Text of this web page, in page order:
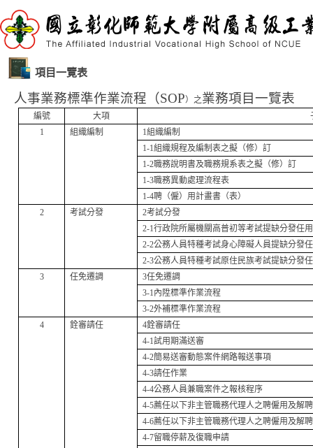
項目一覽表
人事業務標準作業流程（SOP）之業務項目一覽表
編號 大項
1
組織編制 1組織編制
1-1組織規程及編制表之擬（修）訂
1-2職務說明書及職務規系表之擬（修）訂
1-3職務異動處理流程表
1-4聘（僱）用計畫書（表）
2
考試分發 2考試分發
2-1行政院所屬機關高普初等考試提缺分發任
2-2公務人員特種考試身心障礙人員提缺分發
2-3公務人員特種考試原住民族考試提缺分發
3
任免遷調 3任免遷調
3-1內陞標準作業流程
3-2外補標準作業流程
4
銓審請任 4銓審請任
4-1試用期滿送審
4-2簡易送審動態案件網路報送事項
4-3請任作業
4-4公務人員兼職案件之報核程序
4-5薦任以下非主管職務代理人之聘僱用及解
4-6薦任以下非主管職務代理人之聘僱用及解
4-7留職停薪及復職申請